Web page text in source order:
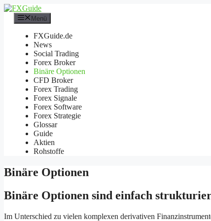
Zum
Inhalt
springen
Menü
FXGuide.de
News
Social Trading
Forex Broker
Binäre Optionen
CFD Broker
Forex Trading
Forex Signale
Forex Software
Forex Strategie
Glossar
Guide
Aktien
Rohstoffe
Binäre Optionen
Binäre Optionen sind einfach
Im Unterschied zu vielen komplexen derivativen